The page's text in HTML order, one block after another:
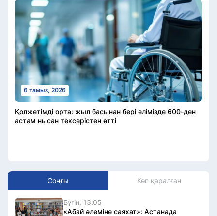
6 тамыз, 2026
Қолжетімді орта: жыл басынан бері елімізде 600-ден
астам нысан тексерістен өтті
Соңғы Көп қаралған
Бүгін, 13:05
«Абай әлеміне саяхат»: Астанада